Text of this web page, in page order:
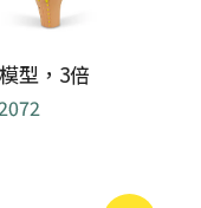
型，3倍